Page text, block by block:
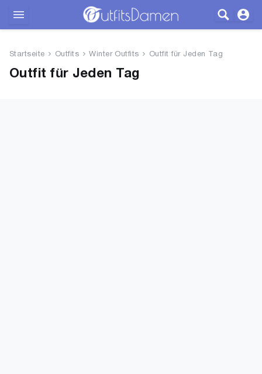
Bekleidung
Startseite Outfits Winter Outfits Outfit für Jeden Tag
Outfit für Jeden Tag